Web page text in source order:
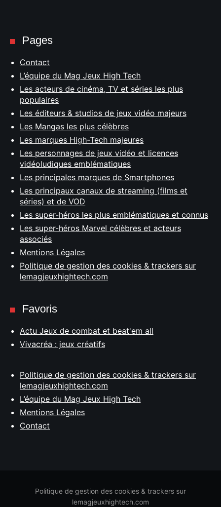
Pages
Contact
L’équipe du Mag Jeux High Tech
Les acteurs de cinéma, TV et séries les plus
populaires
Les éditeurs & studios de jeux vidéo majeurs
Les Mangas les plus célèbres
Les marques High-Tech majeures
Les personnages de jeux vidéo et licences
vidéoludiques emblématiques
Les principales marques de Smartphones
Les principaux canaux de streaming (films et
séries) et de VOD
Les super-héros les plus emblématiques et connus
Les super-héros Marvel célèbres et acteurs
associés
Mentions Légales
Politique de gestion des cookies & trackers sur
lemagjeuxhightech.com
Favoris
Actu Jeux de combat et beat'em all
Vivacréa : jeux créatifs
Politique de gestion des cookies & trackers sur
lemagjeuxhightech.com
L’équipe du Mag Jeux High Tech
Mentions Légales
Contact
Politique de gestion des cookies & trackers sur
lemagjeuxhightech.com